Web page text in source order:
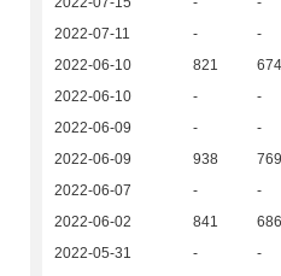
2022-07-11
- -
2022-06-10
821 674
2022-06-10
- -
2022-06-09
- -
2022-06-09
938 769
2022-06-07
- -
2022-06-02
841 686
2022-05-31
- -